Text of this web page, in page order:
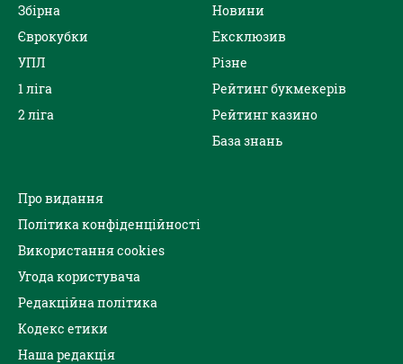
Збірна
Єврокубки
УПЛ
1 ліга
2 ліга
Новини
Ексклюзив
Різне
Рейтинг букмекерів
Рейтинг казино
База знань
Про видання
Політика конфіденційності
Використання cookies
Угода користувача
Редакційна політика
Кодекс етики
Наша редакція